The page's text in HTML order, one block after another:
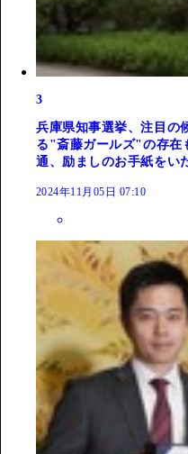
3
兵庫県知事選挙、注目
る"斎藤ガールズ"の存在
通、励ましのお手紙をい
2024年11月05日 07:10